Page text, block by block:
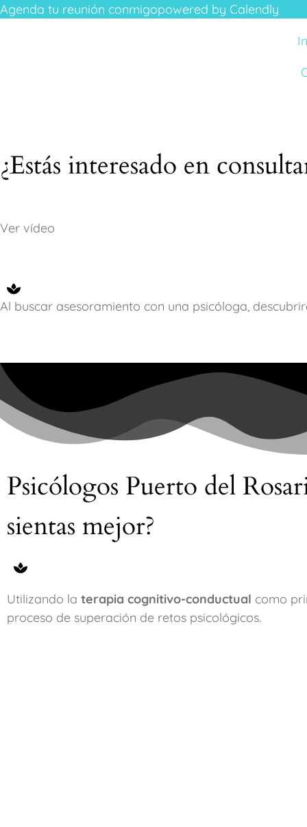
Agenda tu reunión conmigopowered by Calendly
¿Estás interesado en
Ver vídeo
Al buscar asesoramiento con una psicóloga,
Psicólogos Puerto del
sientas mejor?
Utilizando la terapia cognitivo-conductual como
proceso de superación de retos psicológicos.